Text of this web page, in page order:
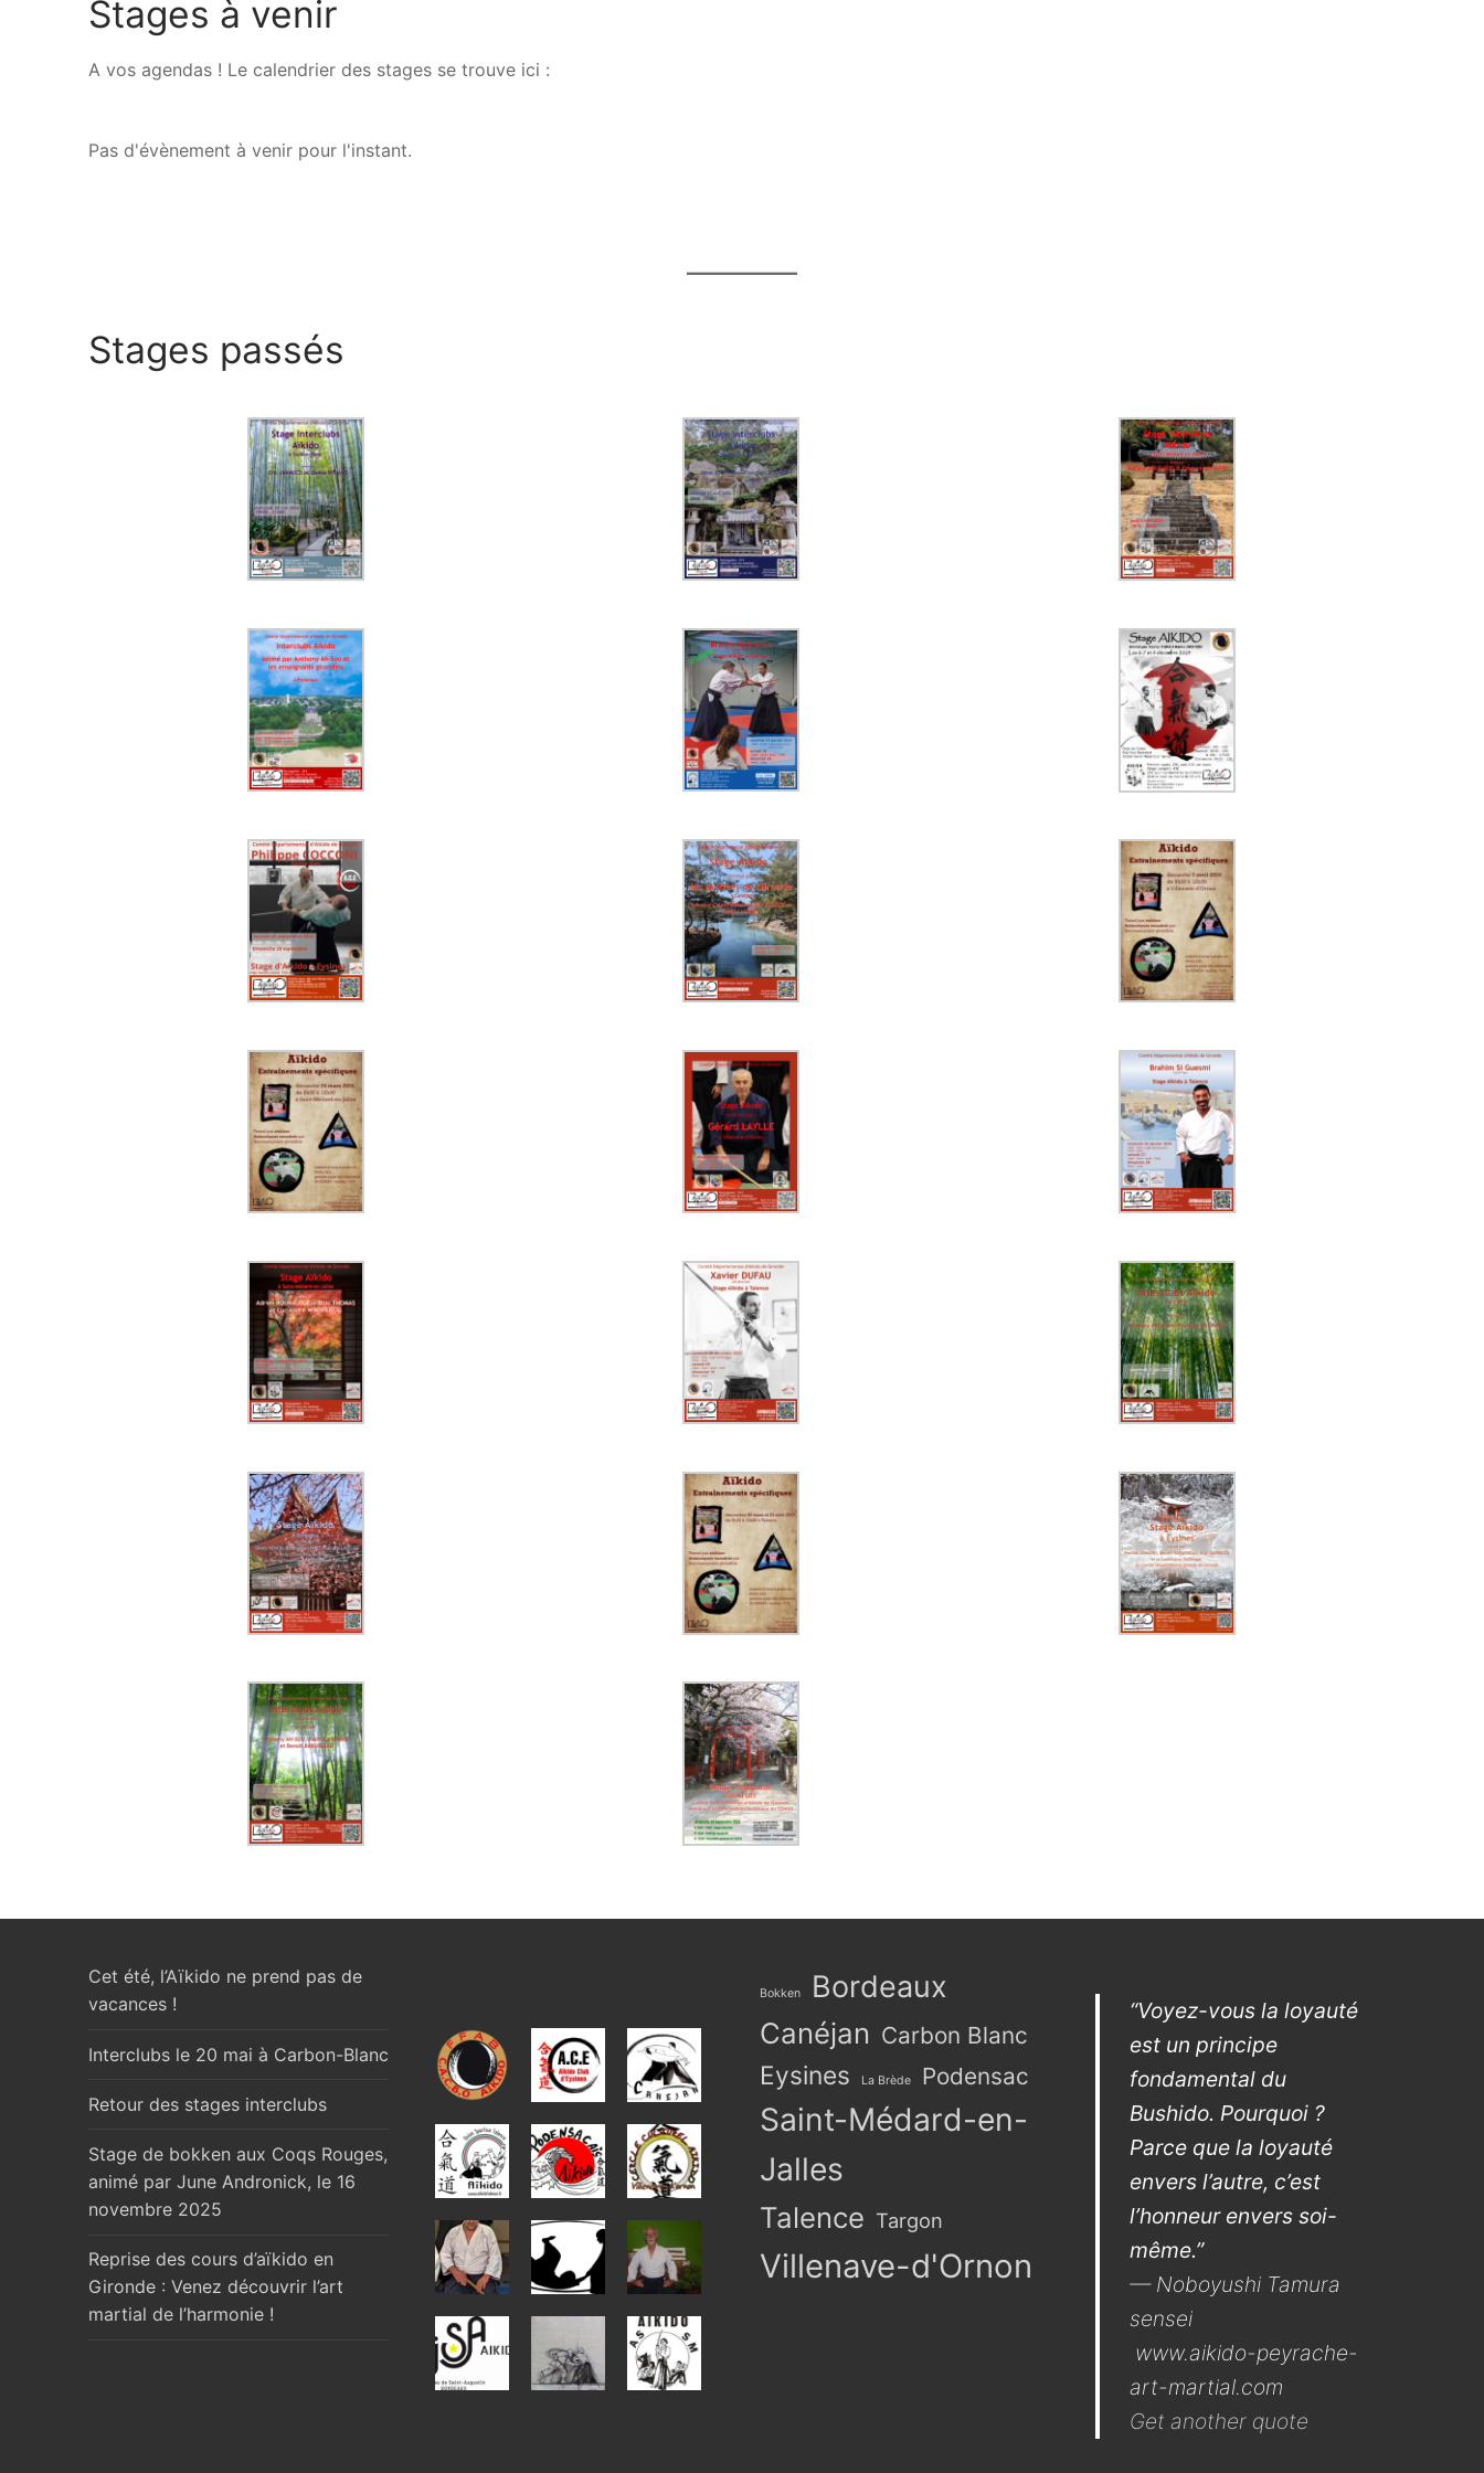
Stages à venir
A vos agendas ! Le calendrier des stages se trouve ici :
Pas d'évènement à venir pour l'instant.
Stages passés
Cet été, l’Aïkido ne prend pas de
vacances !
Interclubs le 20 mai à Carbon-Blanc
Retour des stages interclubs
Stage de bokken aux Coqs Rouges,
animé par June Andronick, le 16
novembre 2025
Reprise des cours d’aïkido en
Gironde : Venez découvrir l’art
martial de l’harmonie !
Bokken Bordeaux
Canéjan Carbon Blanc
Eysines La Brède Podensac
Saint-Médard-en-
Jalles
Talence Targon
Villenave-d'Ornon
“Voyez-vous la loyauté
est un principe
fondamental du
Bushido. Pourquoi ?
Parce que la loyauté
envers l’autre, c’est
l’honneur envers soi-
même.”
— Noboyushi Tamura
sensei
www.aikido-peyrache-
art-martial.com
Get another quote